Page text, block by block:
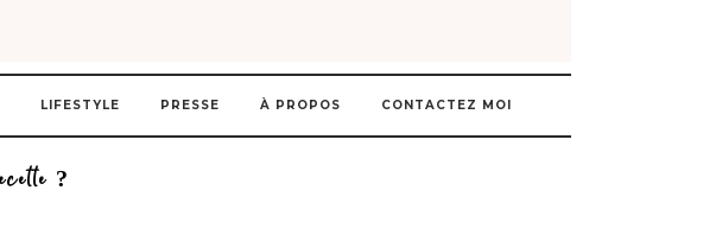
LIFESTYLE PRESSE À PROPOS CONTACTEZ MOI